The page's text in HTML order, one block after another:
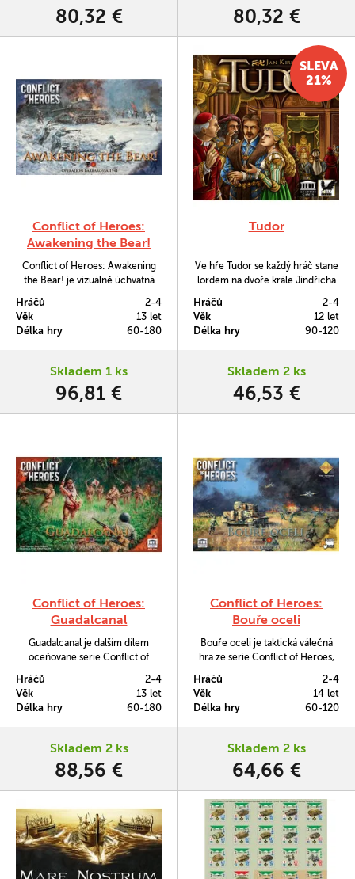
80,32 € 80,32 €
Conflict of Heroes:
Awakening the Bear!
Conflict of Heroes: Awakening
the Bear! je vizuálně úchvatná
množstvím scénářů i historických
detailů. Jedná se o 2. edici, kdy
hra prošla mnoha grafickými i
ve skutečně výborné kondici.
Hráčů
2-4
Věk
13 let
Délka hry
60-180
Skladem 1 ks
96,81 €
Tudor
Ve hře Tudor se každý hráč stane
lordem na dvoře krále Jindřicha
Hráčů
2-4
Věk
12 let
Délka hry
90-120
Skladem 2 ks
46,53 €
SLEVA
21%
Conflict of Heroes:
Guadalcanal
Guadalcanal je dalším dílem
oceňované série Conflict of
ovládat válečné čety a sbory
pěchoty společně s tanky a čelit
stejným taktickým otázkám jako
nejzuřivějších bojů 2. světové
Hráčů
2-4
Věk
13 let
Délka hry
60-180
Skladem 2 ks
88,56 €
Conflict of Heroes:
Bouře oceli
Bouře oceli je taktická válečná
hra ze série Conflict of Heroes,
možností rozšíření některých
misí až pro 8 hráčů. Každý hráč
se staví do role velitele
jednotek na Východní frontě 2.
krátkém období v rozmezí…
Hráčů
2-4
Věk
14 let
Délka hry
60-120
Skladem 2 ks
64,66 €